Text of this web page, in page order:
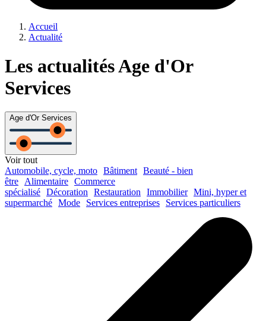
Accueil
Actualité
Les actualités Age d'Or
Services
Age d'Or Services
Voir tout
Automobile, cycle, moto Bâtiment Beauté - bien
être
Alimentaire Commerce
spécialisé Décoration Restauration Immobilier Mini, hyper et
supermarché Mode Services entreprises Services particuliers